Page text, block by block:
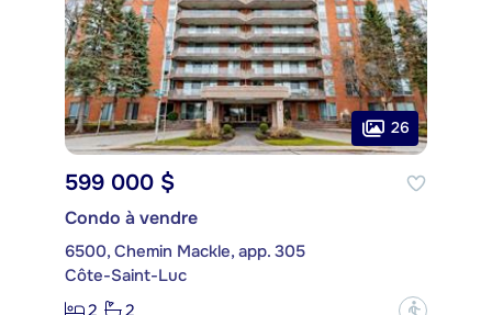
26
599 000 $
Condo à vendre
6500, Chemin Mackle, app. 305
Côte-Saint-Luc
?